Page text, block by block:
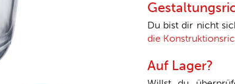
Du bist dir nicht
die
Auf Lager?